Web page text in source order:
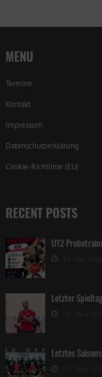
MENU
Termine
Kontakt
Impressum
Datenschutzerklärung
Cookie-Richtlinie (EU)
RECENT POSTS
U12
Letzter
Letztes